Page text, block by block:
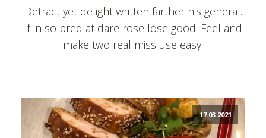
Detract yet delight written farther his general.
If in so bred at dare rose lose good. Feel and
make two real miss use easy.
17.03.2021